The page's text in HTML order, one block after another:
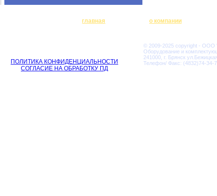
главная о компании
ПОЛИТИКА КОНФИДЕНЦИАЛЬНОСТИ
СОГЛАСИЕ НА ОБРАБОТКУ ПД
© 2009-2025 copyright - ООО
Оборудование и
241000, г. Брянск
Телефон/ Факс: (4832)74-34-